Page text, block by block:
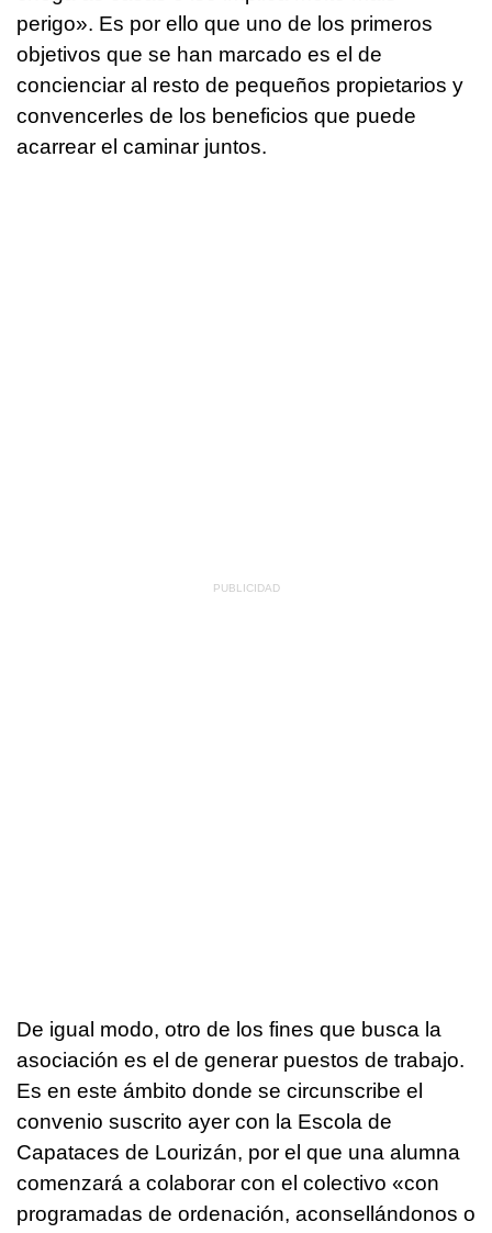
perigo». Es por ello que uno de los primeros
objetivos que se han marcado es el de
concienciar al resto de pequeños propietarios y
convencerles de los beneficios que puede
acarrear el caminar juntos.
De igual modo, otro de los fines que busca la
asociación es el de generar puestos de trabajo.
Es en este ámbito donde se circunscribe el
convenio suscrito ayer con la Escola de
Capataces de Lourizán, por el que una alumna
comenzará a colaborar con el colectivo «con
programadas de ordenación, aconsellándonos o